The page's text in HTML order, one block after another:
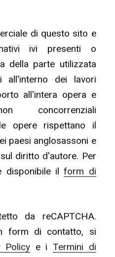
di questo sito e
ivi presenti o
della parte utilizzata
all'interno dei lavori
all'intera opera e
opere rispettano il
paesi anglosassoni e
diritto d'autore. Per
disponibile ilform di
da reCAPTCHA.
form di contatto, si
Policy e iTermini di